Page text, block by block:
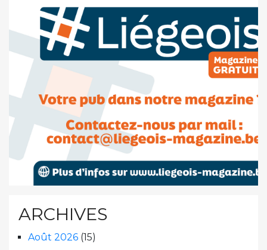
ARCHIVES
Août 2026 (15)